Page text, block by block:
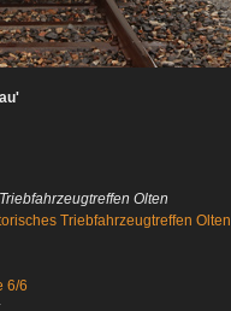
Olten
Triebfahrzeugtreffen Olten
6/6